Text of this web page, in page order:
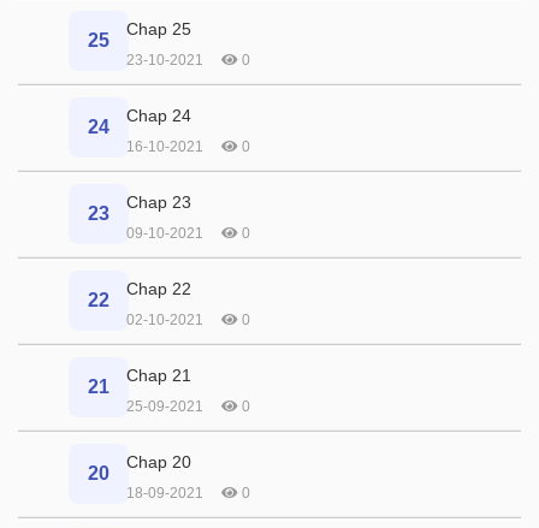
25
Chap 25
23-10-2021 0
24
Chap 24
16-10-2021 0
23
Chap 23
09-10-2021 0
22
Chap 22
02-10-2021 0
21
Chap 21
25-09-2021 0
20
Chap 20
18-09-2021 0